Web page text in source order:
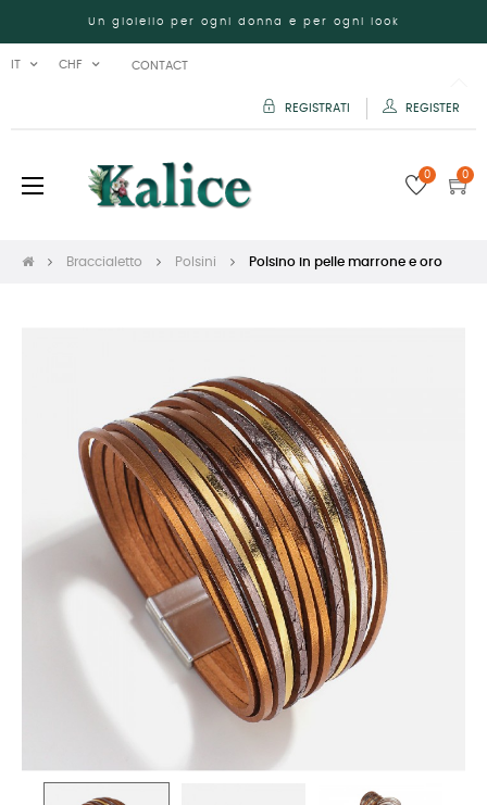
Un gioiello per ogni donna e per ogni look
IT CHF CONTACT
REGISTRATI REGISTER
navigazione
☰ 0 0
Braccialetto Polsini Polsino in pelle marrone e oro